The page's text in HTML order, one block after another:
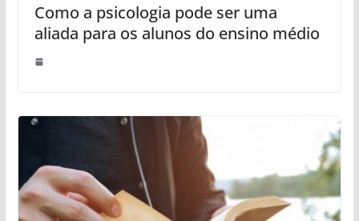
Como a psicologia pode ser uma
aliada para os alunos do ensino médio